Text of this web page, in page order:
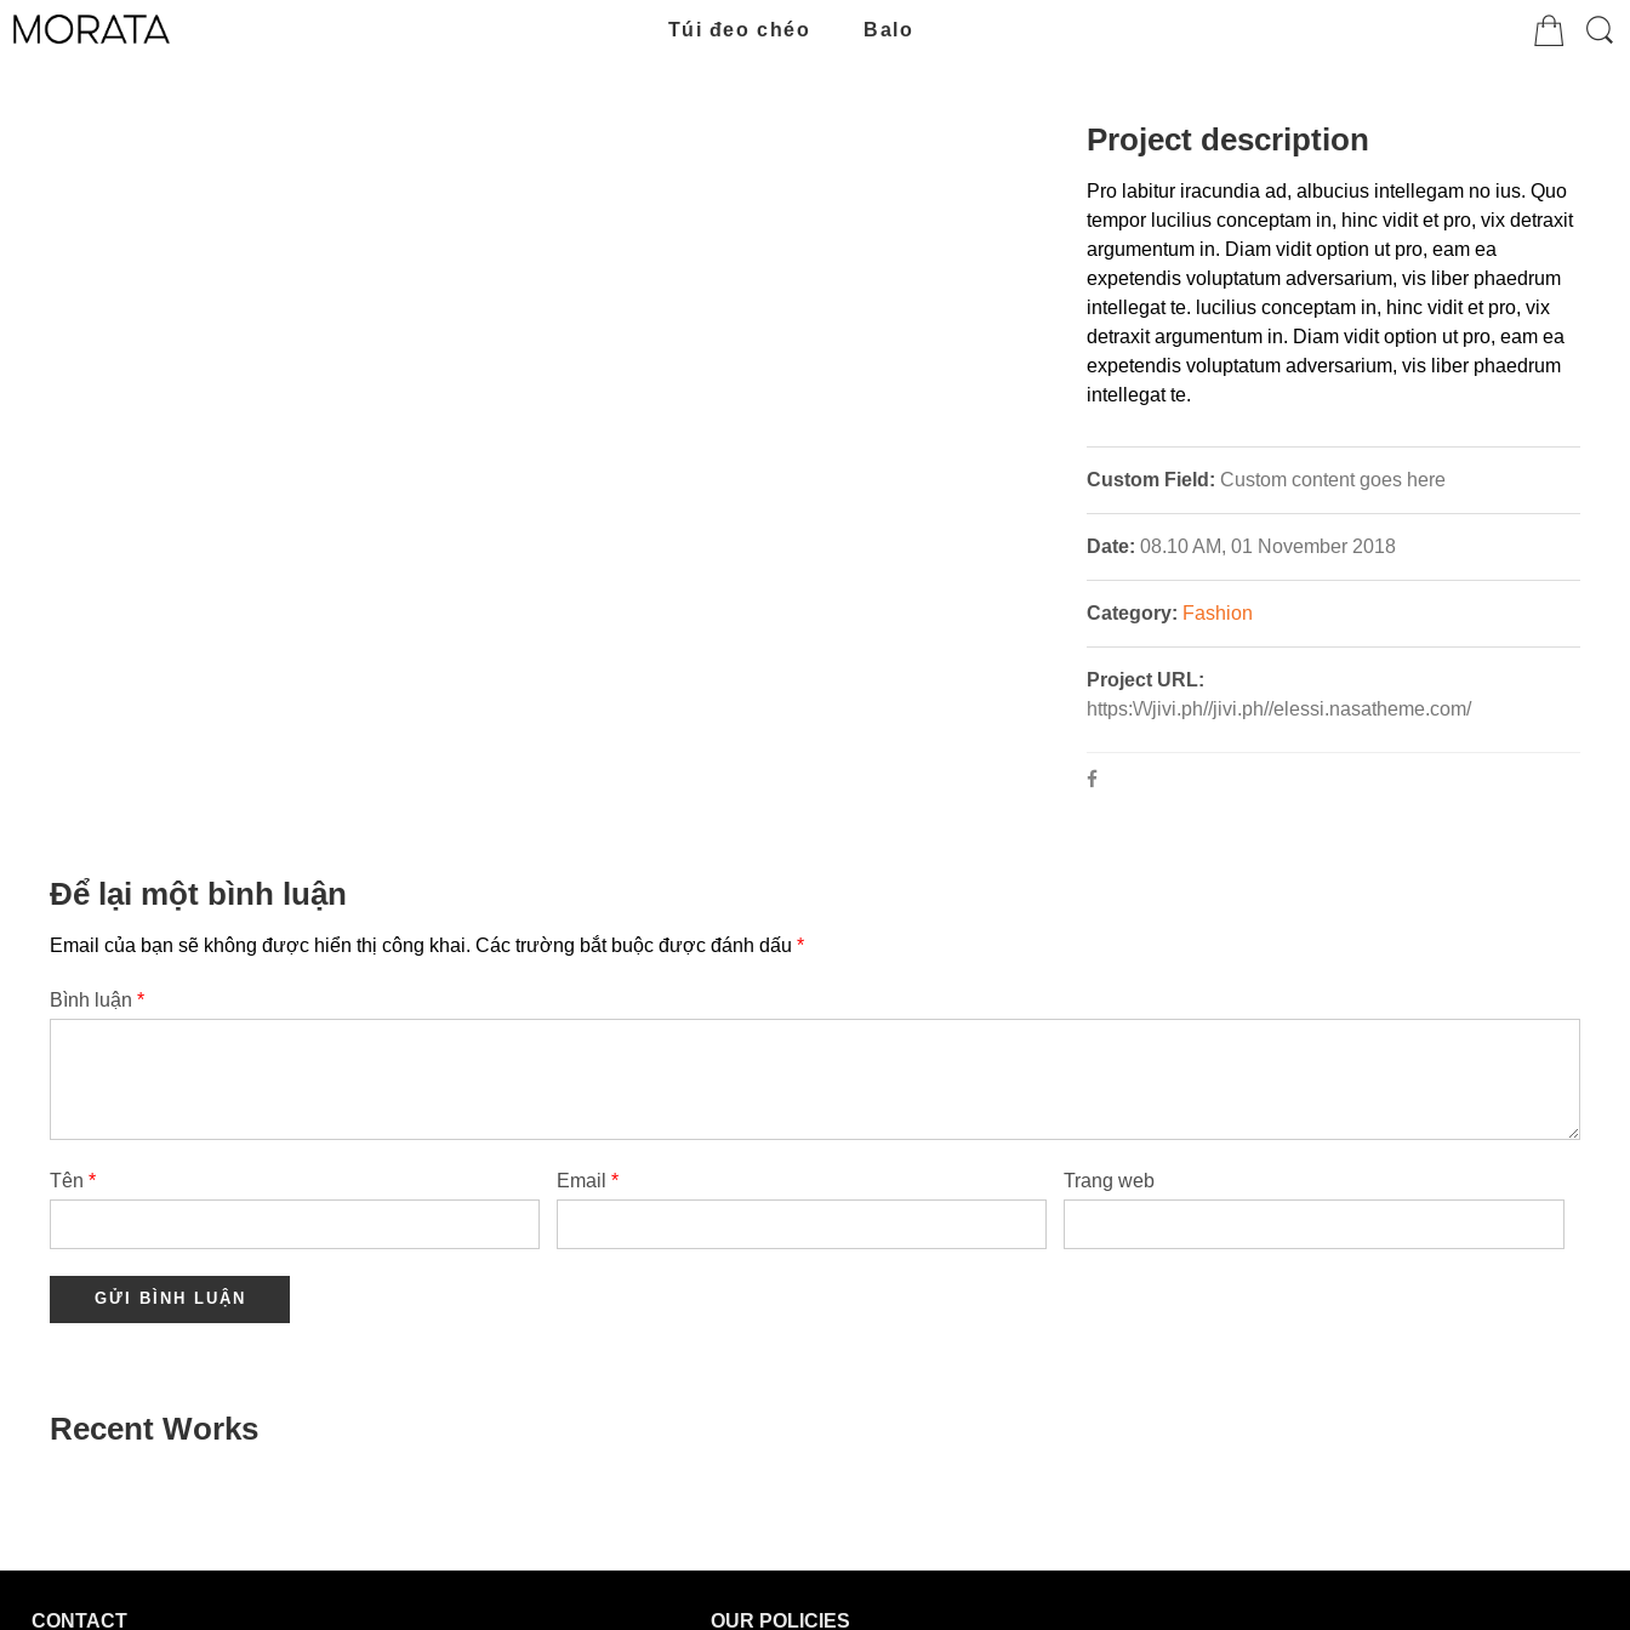
Túi đeo chéo Balo
Project description
Pro labitur iracundia ad, albucius intellegam no ius. Quo
tempor lucilius conceptam in, hinc vidit et pro, vix detraxit
argumentum in. Diam vidit option ut pro, eam ea
expetendis voluptatum adversarium, vis liber phaedrum
intellegat te. lucilius conceptam in, hinc vidit et pro, vix
detraxit argumentum in. Diam vidit option ut pro, eam ea
expetendis voluptatum adversarium, vis liber phaedrum
intellegat te.
Custom Field: Custom content goes here
Date: 08.10 AM, 01 November 2018
Category: Fashion
Project URL:
https:\/\/jivi.ph//jivi.ph//elessi.nasatheme.com/
Để lại một bình luận
Email của bạn sẽ không được hiển thị công khai. Các trường bắt buộc được đánh dấu*
Bình luận*
Tên* Email* Trang web
Recent Works
CONTACT OUR POLICIES